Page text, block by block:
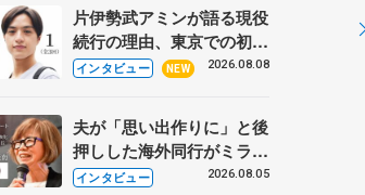
部科学省スポーツ表彰
式】
片伊勢武アミンが語る現役
続行の理由、東京での初め
ての一人暮らし 注目スケ
インタビュー NEW 2026.08.08
夫が「思い出作りに」と後
押しした海外同行がミラノ
まで… 繁華街のリンクで
インタビュー 2026.08.05